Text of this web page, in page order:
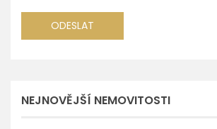
NEJNOVĚJŠÍ NEMOVITOSTI